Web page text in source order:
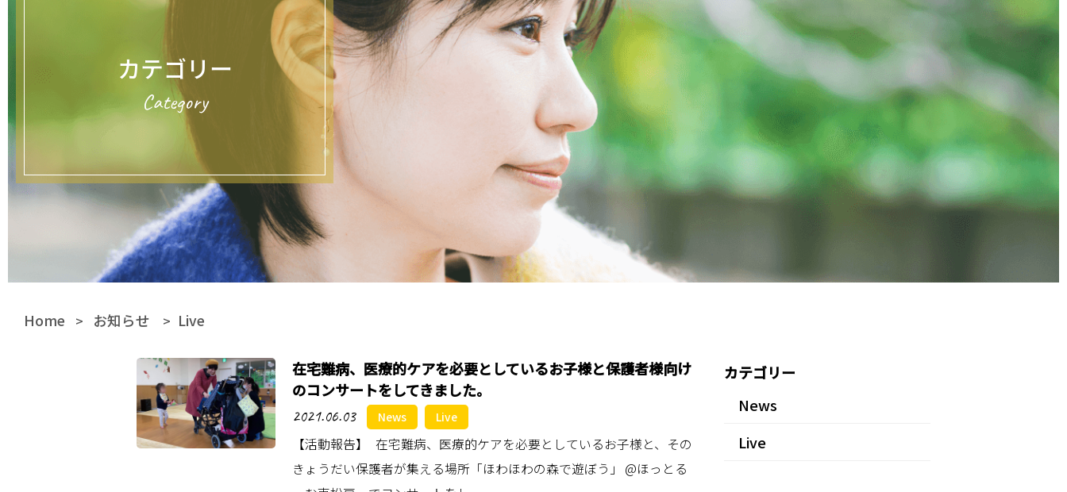
カテゴリー
Category
Home > お知らせ > Live
在宅難病、医療的ケアを必要としているお子様と保護者様向け
のコンサートをしてきました。
2021.06.03 News Live
【活動報告】 在宅難病、医療的ケアを必要としているお子様と、その
きょうだい保護者が集える場所「ほわほわの森で遊ぼう」 @ほっとる
カテゴリー
News
Live